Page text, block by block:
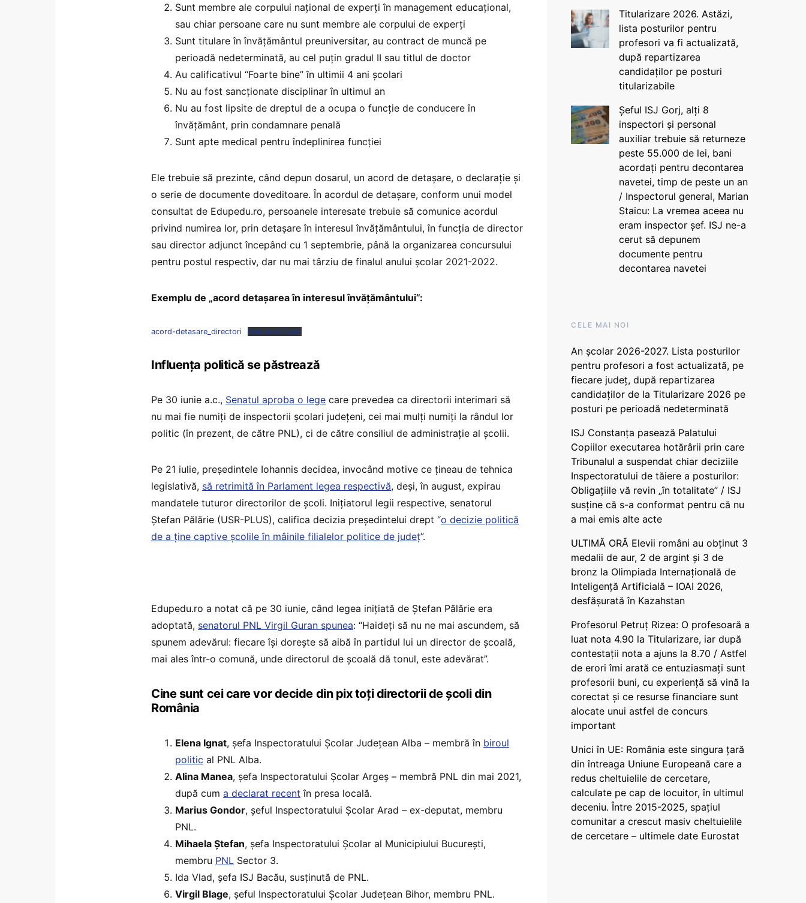
Sunt membre ale corpului național de experți în management educațional,
sau chiar persoane care nu sunt membre ale corpului de experți
Sunt titulare în învățământul preuniversitar, au contract de muncă pe
perioadă nedeterminată, au cel puțin gradul II sau titlul de doctor
Au calificativul “Foarte bine” în ultimii 4 ani școlari
Nu au fost sancționate disciplinar în ultimul an
Nu au fost lipsite de dreptul de a ocupa o funcție de conducere în
învățământ, prin condamnare penală
Sunt apte medical pentru îndeplinirea funcției
Ele trebuie să prezinte, când depun dosarul, un acord de detașare, o declarație și
o serie de documente doveditoare. În acordul de detașare, conform unui model
consultat de Edupedu.ro, persoanele interesate trebuie să comunice acordul
privind numirea lor, prin detașare în interesul învățământului, în funcția de director
sau director adjunct începând cu 1 septembrie, până la organizarea concursului
pentru postul respectiv, dar nu mai târziu de finalul anului școlar 2021-2022.
Exemplu de „acord detașarea în interesul învățământului”:
acord-detasare_directori Descarcă fișier
Influența politică se păstrează
Pe 30 iunie a.c., Senatul aproba o lege care prevedea ca directorii interimari să
nu mai fie numiți de inspectorii școlari județeni, cei mai mulți numiți la rândul lor
politic (în prezent, de către PNL), ci de către consiliul de administrație al școlii.
Pe 21 iulie, președintele Iohannis decidea, invocând motive ce țineau de tehnica
legislativă, să retrimită în Parlament legea respectivă, deși, în august, expirau
mandatele tuturor directorilor de școli. Inițiatorul legii respective, senatorul
Ștefan Pălărie (USR-PLUS), califica decizia președintelui drept “o decizie politică
de a ține captive școlile în mâinile filialelor politice de județ”.
Edupedu.ro a notat că pe 30 iunie, când legea inițiată de Ștefan Pălărie era
adoptată, senatorul PNL Virgil Guran spunea: “Haideți să nu ne mai ascundem, să
spunem adevărul: fiecare își dorește să aibă în partidul lui un director de școală,
mai ales într-o comună, unde directorul de școală dă tonul, este adevărat”.
Cine sunt cei care vor decide din pix toți directorii de școli din
România
Elena Ignat, șefa Inspectoratului Școlar Județean Alba – membră în biroul
politic al PNL Alba.
Alina Manea, șefa Inspectoratului Școlar Argeș – membră PNL din mai 2021,
după cum a declarat recent în presa locală.
Marius Gondor, șeful Inspectoratului Școlar Arad – ex-deputat, membru
PNL.
Mihaela Ștefan, șefa Inspectoratului Școlar al Municipiului București,
membru PNL Sector 3.
Ida Vlad, șefa ISJ Bacău, susținută de PNL.
Virgil Blage, șeful Inspectoratului Școlar Județean Bihor, membru PNL.
Titularizare 2026. Astăzi,
lista posturilor pentru
profesori va fi actualizată,
după repartizarea
candidaților pe posturi
titularizabile
Șeful ISJ Gorj, alți 8
inspectori și personal
auxiliar trebuie să returneze
peste 55.000 de lei, bani
acordați pentru decontarea
navetei, timp de peste un an
/ Inspectorul general, Marian
Staicu: La vremea aceea nu
eram inspector șef. ISJ ne-a
cerut să depunem
documente pentru
decontarea navetei
CELE MAI NOI
An școlar 2026-2027. Lista posturilor
pentru profesori a fost actualizată, pe
fiecare județ, după repartizarea
candidaților de la Titularizare 2026 pe
posturi pe perioadă nedeterminată
ISJ Constanța pasează Palatului
Copiilor executarea hotărârii prin care
Tribunalul a suspendat chiar deciziile
Inspectoratului de tăiere a posturilor:
Obligațiile vă revin „în totalitate” / ISJ
susține că s-a conformat pentru că nu
a mai emis alte acte
ULTIMĂ ORĂ Elevii români au obținut 3
medalii de aur, 2 de argint și 3 de
bronz la Olimpiada Internațională de
Inteligență Artificială – IOAI 2026,
desfășurată în Kazahstan
Profesorul Petruț Rizea: O profesoară a
luat nota 4.90 la Titularizare, iar după
contestații nota a ajuns la 8.70 / Astfel
de erori îmi arată ce entuziasmați sunt
profesorii buni, cu experiență să vină la
corectat și ce resurse financiare sunt
alocate unui astfel de concurs
important
Unici în UE: România este singura țară
din întreaga Uniune Europeană care a
redus cheltuielile de cercetare,
calculate pe cap de locuitor, în ultimul
deceniu. Între 2015-2025, spațiul
comunitar a crescut masiv cheltuielile
de cercetare – ultimele date Eurostat